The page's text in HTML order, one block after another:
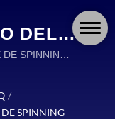
DEL
SW |
SPINNING
/
SPINNING